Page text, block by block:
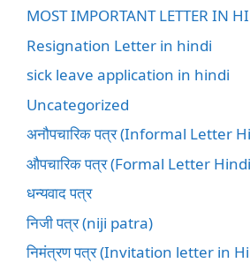
MOST IMPORTANT LETTER IN
Resignation Letter in hindi
sick leave application in hindi
Uncategorized
अनौपचारिक पत्र (Informal Letter
औपचारिक पत्र (Formal Letter
धन्यवाद पत्र
निजी पत्र (niji patra)
निमंत्रण पत्र (Invitation letter in